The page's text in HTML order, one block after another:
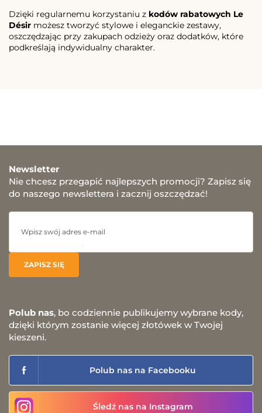
Dzięki regularnemu korzystaniu z kodów rabatowych Le
Désir możesz tworzyć stylowe i eleganckie zestawy,
oszczędzając przy zakupach odzieży oraz dodatków, które
podkreślają indywidualny charakter.
Newsletter
Nie chcesz przegapić najlepszych promocji? Zapisz się
do naszego newslettera i zacznij oszczędzać!
Polub nas, bo codziennie publikujemy wybrane kody,
dzięki którym zostanie więcej złotówek w Twojej
kieszeni.
Polub nas na Facebooku
Śledź nas na Instagram